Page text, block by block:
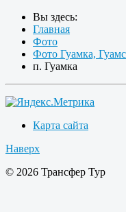
Вы здесь:
Главная
Фото
Фото Гуамка,
п. Гуамка
Карта сайта
Наверх
© 2026 Трансфер Тур